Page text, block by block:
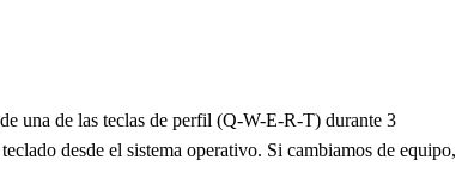
una de las teclas de perfil (Q-W-E-R-T) durante 3
desde el sistema operativo. Si cambiamos de equipo,